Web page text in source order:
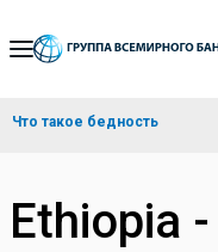
Skip
Navigation
Что такое бедность
Ethiopia -